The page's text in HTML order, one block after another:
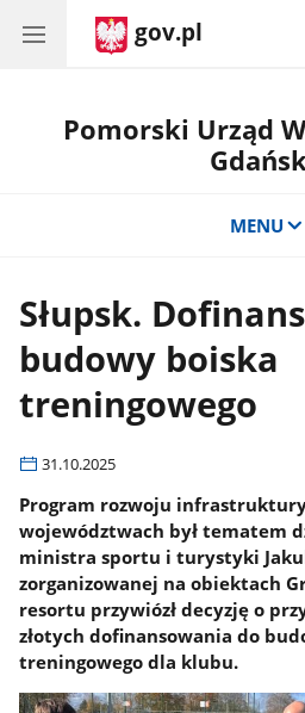
gov.pl
Pomorski Urząd
MENU
Słupsk.
budowy boiska
treningowego
31.10.2025
Program rozwoju
województwach był tematem
ministra sportu i turystyki
zorganizowanej na obiektach
resortu przywiózł decyzję o
złotych dofinansowania do
treningowego dla klubu.